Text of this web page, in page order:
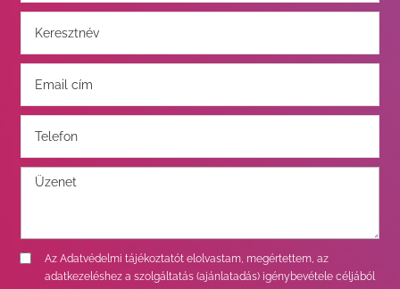
Az Adatvédelmi tájékoztatótelolvastam, megértettem, az
adatkezeléshez a szolgáltatás (ajánlatadás) igénybevétele céljából